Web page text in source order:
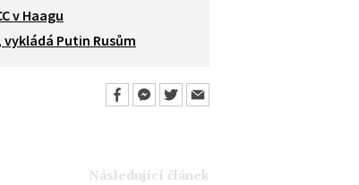
v Haagu
Putin Rusům
Následující článek